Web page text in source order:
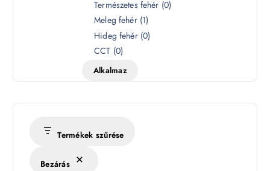
é
s
k
Természetes fehér (0)
Meleg fehér (1)
Hideg fehér (0)
CCT (0)
Alkalmaz
Termékek szűrése
Bezárás